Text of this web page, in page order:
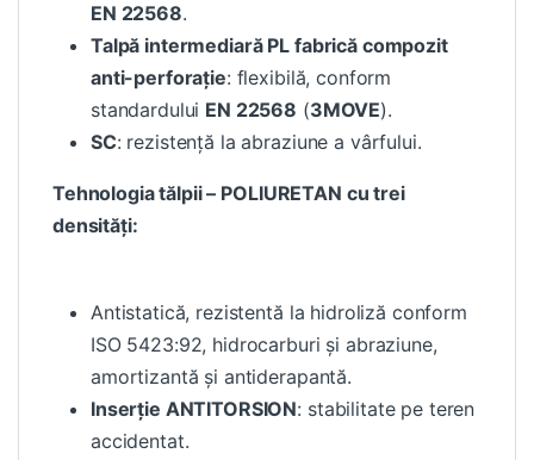
EN 22568.
Talpă intermediară PL fabrică compozit
anti-perforație: flexibilă, conform
standardului EN 22568 (3MOVE).
SC: rezistență la abraziune a vârfului.
Tehnologia tălpii – POLIURETAN cu trei
densități:
Antistatică, rezistentă la hidroliză conform
ISO 5423:92, hidrocarburi și abraziune,
amortizantă și antiderapantă.
Inserție ANTITORSION: stabilitate pe teren
accidentat.